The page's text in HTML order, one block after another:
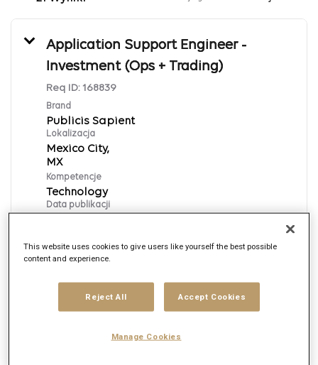
Application Support Engineer -
Investment (Ops + Trading)
Req ID: 168839
Brand
Publicis Sapient
Lokalizacja
Mexico City,
Kompetencje
Technology
Data publikacji
English
Manager Agile Program
This website uses cookies to give users like yourself the best possible
content and experience.
Reject All Accept Cookies
Manage Cookies